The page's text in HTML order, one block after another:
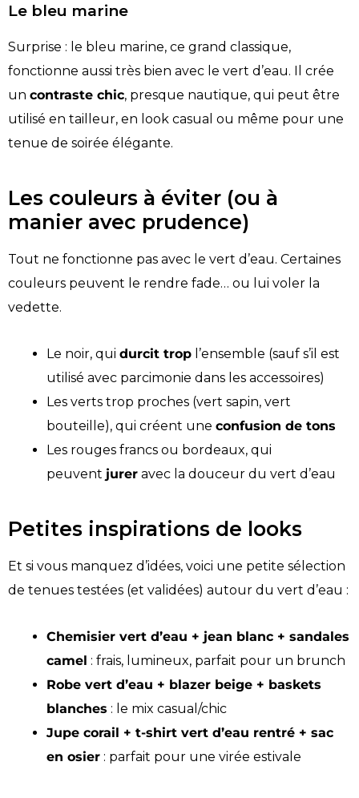
Le bleu marine
Surprise : le bleu marine, ce grand classique,
fonctionne aussi très bien avec le vert d’eau. Il crée
un contraste chic, presque nautique, qui peut être
utilisé en tailleur, en look casual ou même pour une
tenue de soirée élégante.
Les couleurs à éviter (ou à
manier avec prudence)
Tout ne fonctionne pas avec le vert d’eau. Certaines
couleurs peuvent le rendre fade… ou lui voler la
vedette.
Le noir, qui durcit trop l’ensemble (sauf s’il est
utilisé avec parcimonie dans les accessoires)
Les verts trop proches (vert sapin, vert
bouteille), qui créent une confusion de tons
Les rouges francs ou bordeaux, qui
peuvent jurer avec la douceur du vert d’eau
Petites inspirations de looks
Et si vous manquez d’idées, voici une petite sélection
de tenues testées (et validées) autour du vert d’eau :
Chemisier vert d’eau + jean blanc + sandales
camel : frais, lumineux, parfait pour un brunch
Robe vert d’eau + blazer beige + baskets
blanches : le mix casual/chic
Jupe corail + t-shirt vert d’eau rentré + sac
en osier : parfait pour une virée estivale